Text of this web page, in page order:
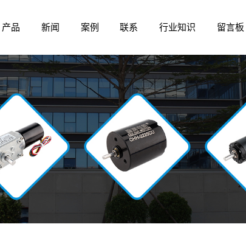
产品 新闻 案例 联系 行业知识 留言板